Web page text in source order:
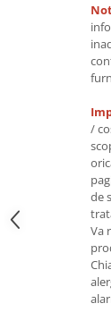
Leguminoase
Fermenti si
Sare si
Produse care
Unt,
Terci bio
Dulceturi,
/
de
Va